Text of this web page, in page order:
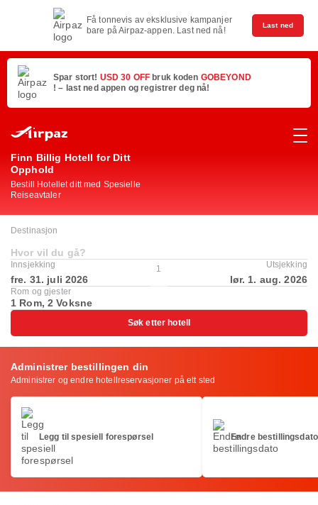
Få tonnevis av eksklusive kampanjer
bare på Airpaz-appen. Last ned nå!
Last ned
Spar stort! USD 30 OFF bruk koden GOBEYOND
! – last ned appen og registrer deg nå!
Finn Billig Hotell for Ditt
Opphold
Bestill Hotellet ditt med Spesielle
Reiseavtaler
Destinasjon
Hvor vil du gå?
Innsjekking
fre. 31. juli 2026
1 Utsjekking
lør. 1. aug. 2026
Rom og gjester
1 Rom, 2 Voksne
Søk etter hotell
Administrer bestillingen din
Administrer og endre hotellreservasjoner på ett sted
Legg til spesiell forespørsel Endre bestillingsdato